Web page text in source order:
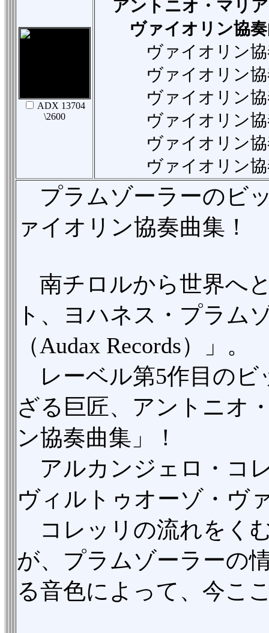
ADX 13704
\2600
アントニオ・マリア
ヴァイオリン協奏
ヴァイオリン協奏
ヴァイオリン協奏
ヴァイオリン協奏
ヴァイオリン協奏
ヴァイオリン協奏
ヴァイオリン協奏
プラムゾーラーのビ
ァイオリン協奏曲集！
南チロルから世界へ
ト、ヨハネス・プラム
（Audax Records）」。
レーベル第5作目のビ
ざる巨匠、アントニオ
ン協奏曲集」！
アルカンジェロ・コ
ヴィルトゥオーゾ・ヴ
コレッリの流れをく
が、プラムゾーラーの
る音色によって、今こ